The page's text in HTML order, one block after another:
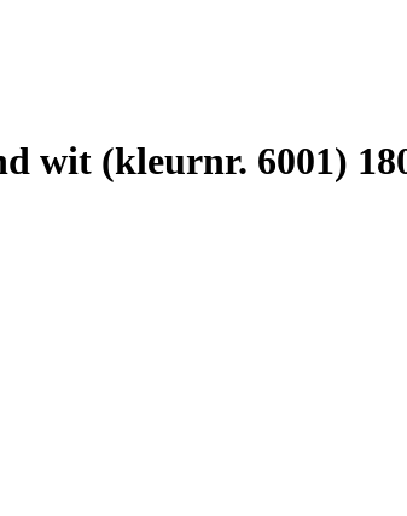
wit (kleurnr. 6001)